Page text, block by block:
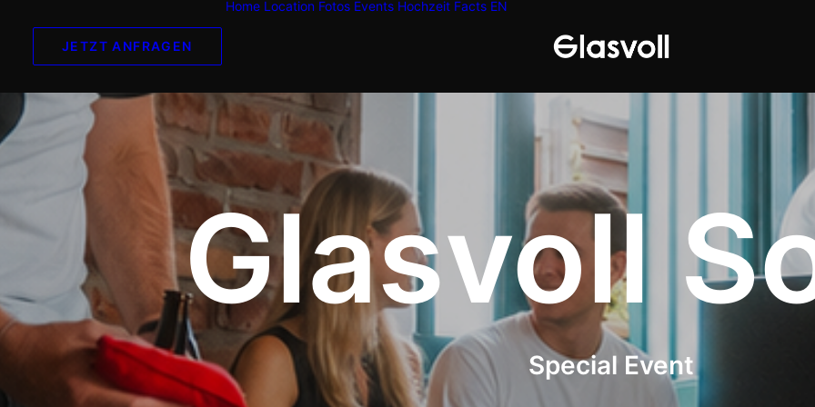
JETZT ANFRAGEN
Home Location Fotos Events Hochzeit Facts EN
Glasvoll
Special Event